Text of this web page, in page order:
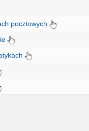
pocztowych